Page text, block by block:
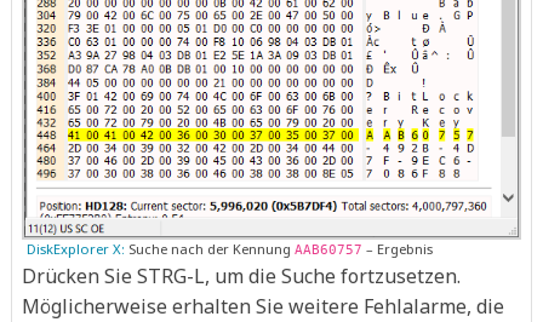
DiskExplorer X: Suche nach der Kennung AAB60757 – Ergebnis
Drücken Sie STRG-L, um die Suche fortzusetzen.
Möglicherweise erhalten Sie weitere Fehlalarme, die